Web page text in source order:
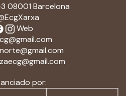
08001 Barcelona
Web
por: